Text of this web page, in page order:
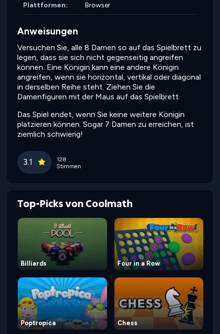
Plattformen:
Browser
Anweisungen
Versuchen Sie, alle 8 Damen so auf das Spielbrett zu
legen, dass sie sich nicht gegenseitig angreifen
können. Eine Königin kann eine andere Königin
angreifen, wenn sie horizontal, vertikal oder diagonal
in derselben Reihe steht. Ziehen Sie die
Damenfiguren mit der Maus auf das Spielbrett.
Das Spiel endet, wenn Sie keine weitere Königin
platzieren können. Sogar 7 Damen zu erreichen, ist
ziemlich schwierig!
3.1
128
Stimmen
Top-Picks von Coolmath
Billiards Four in a Row
Poptropica Chess